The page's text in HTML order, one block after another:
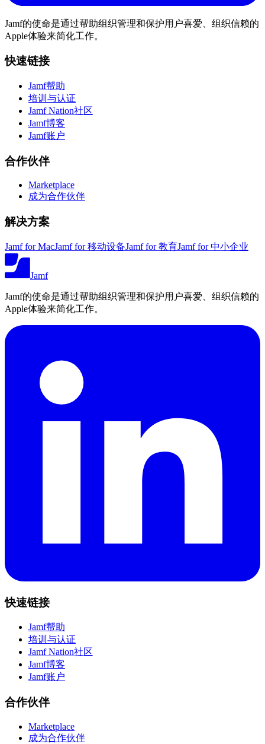
Jamf的使命是通过帮助组织管理和保护用户喜爱、组织信赖的
Apple体验来简化工作。
快速链接
Jamf帮助
培训与认证
Jamf Nation社区
Jamf博客
Jamf账户
合作伙伴
Marketplace
成为合作伙伴
解决方案
Jamf for MacJamf for 移动设备Jamf for 教育Jamf for 中小企业
Jamf
Jamf的使命是通过帮助组织管理和保护用户喜爱、组织信赖的
Apple体验来简化工作。
快速链接
Jamf帮助
培训与认证
Jamf Nation社区
Jamf博客
Jamf账户
合作伙伴
Marketplace
成为合作伙伴